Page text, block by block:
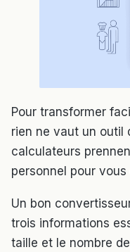
Pour transformer
rien ne vaut un outil
calculateurs
personnel pour
Un bon
trois informations
taille et le nombre